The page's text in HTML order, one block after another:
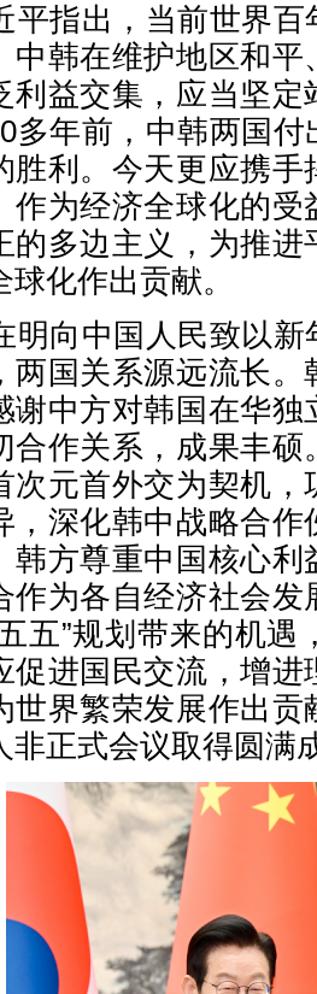
平指出，当前世界
中韩在维护地区和
利益交集，应当坚
多年前，中韩两国
胜利。今天更应携
作为经济全球化的
的多边主义，为推
球化作出贡献。
明向中国人民致以
两国关系源远流长
谢中方对韩国在华
合作关系，成果丰
次元首外交为契机
，深化韩中战略合
韩方尊重中国核心
作为各自经济社会
五”规划带来的机
促进国民交流，增
世界繁荣发展作出
非正式会议取得圆满